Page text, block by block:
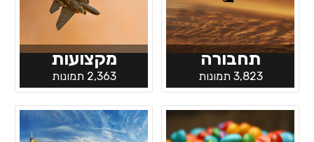
תחבורה
3,823 תמונות
מקצועות
2,363 תמונות